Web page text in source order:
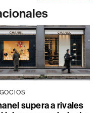
supera a rivales